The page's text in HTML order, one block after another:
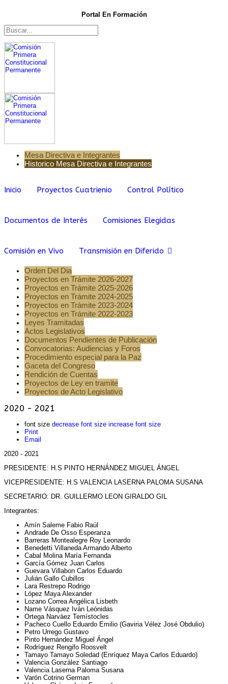
Portal En Formación
Inicio Proyectos Cuatrienio Control Político
Documentos de Interés Comisiones Elegidas
Comisión en Vivo Transmisión en Diferido
Mesa Directiva e Integrantes
Historico Mesa Directiva e Integrantes
Orden Del Dia
Proyectos en Trámite 2026-2027
Proyectos en Trámite 2025-2026
Proyectos en Trámite 2024-2025
Proyectos en Trámite 2023-2024
Proyectos en Trámite 2022-2023
Leyes Tramitadas
Actos Legislativos
Documentos Pendientes de Publicación
Convocatorias: Audiencias y Foros
Procedimiento especial para la Paz
Gaceta del Congreso
Rendición de Cuentas
Proyectos de Ley en tramite
Proyectos de Acto Legislativo
2020 - 2021
font size decrease font size increase font size
Print
Email
2020 - 2021
PRESIDENTE: H.S PINTO HERNÁNDEZ MIGUEL ÁNGEL
VICEPRESIDENTE: H.S VALENCIA LASERNA PALOMA SUSANA
SECRETARIO: DR. GUILLERMO LEON GIRALDO GIL
Integrantes:
Amín Saleme Fabio Raúl
Andrade De Osso Esperanza
Barreras Montealegre Roy Leonardo
Benedetti Villaneda Armando Alberto
Cabal Molina María Fernanda
García Gómez Juan Carlos
Guevara Villabon Carlos Eduardo
Julián Gallo Cubillos
Lara Restrepo Rodrigo
López Maya Alexander
Lozano Correa Angélica Lisbeth
Name Vásquez Iván Leónidas
Ortega Narváez Temístocles
Pacheco Cuello Eduardo Emilio (Gaviria Vélez José Obdulio)
Petro Urrego Gustavo
Pinto Hernández Miguel Ángel
Rodríguez Rengifo Roosvelt
Tamayo Tamayo Soledad (Enríquez Maya Carlos Eduardo)
Valencia González Santiago
Valencia Laserna Paloma Susana
Varón Cotrino German